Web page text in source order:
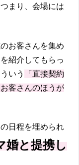
まり、会場には
お客さんを集め
紹介してもらっ
いう
「直接契約
客さんのほうが
日程を埋められ
婚と提携し